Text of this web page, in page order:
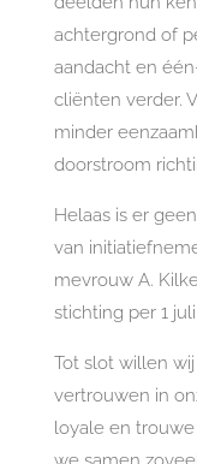
achtergrond of
aandacht en
cliënten verder.
minder
doorstroom
Helaas is er
van
mevrouw A.
stichting per 1
Tot slot willen
vertrouwen in
loyale en trouwe